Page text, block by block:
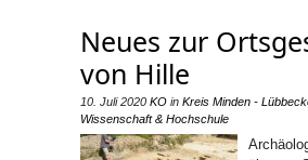
Neues zur
von Hille
10. Juli 2020 KO in Kreis Minden -
Wissenschaft & Hochschule